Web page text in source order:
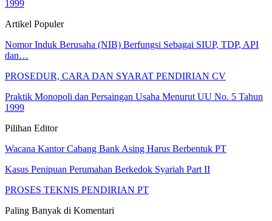
1999
Artikel Populer
Nomor Induk Berusaha (NIB) Berfungsi Sebagai SIUP, TDP, API
dan…
PROSEDUR, CARA DAN SYARAT PENDIRIAN CV
Praktik Monopoli dan Persaingan Usaha Menurut UU No. 5 Tahun
1999
Pilihan Editor
Wacana Kantor Cabang Bank Asing Harus Berbentuk PT
Kasus Penipuan Perumahan Berkedok Syariah Part II
PROSES TEKNIS PENDIRIAN PT
Paling Banyak di Komentari